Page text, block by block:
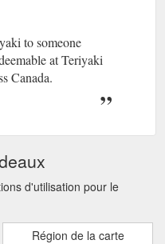
to someone
at Teriyaki
Canada.
d'utilisation pour le
Région de la carte